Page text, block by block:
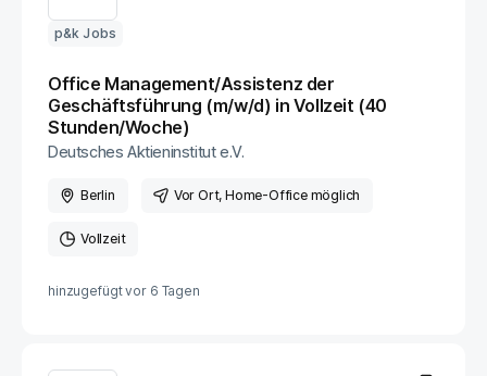
p&k Jobs
Office Management/Assistenz der
Geschäftsführung (m/w/d) in Vollzeit (40
Stunden/Woche)
Deutsches Aktieninstitut e.V.
Berlin Vor Ort, Home-Office möglich
Vollzeit
hinzugefügt vor 6 Tagen